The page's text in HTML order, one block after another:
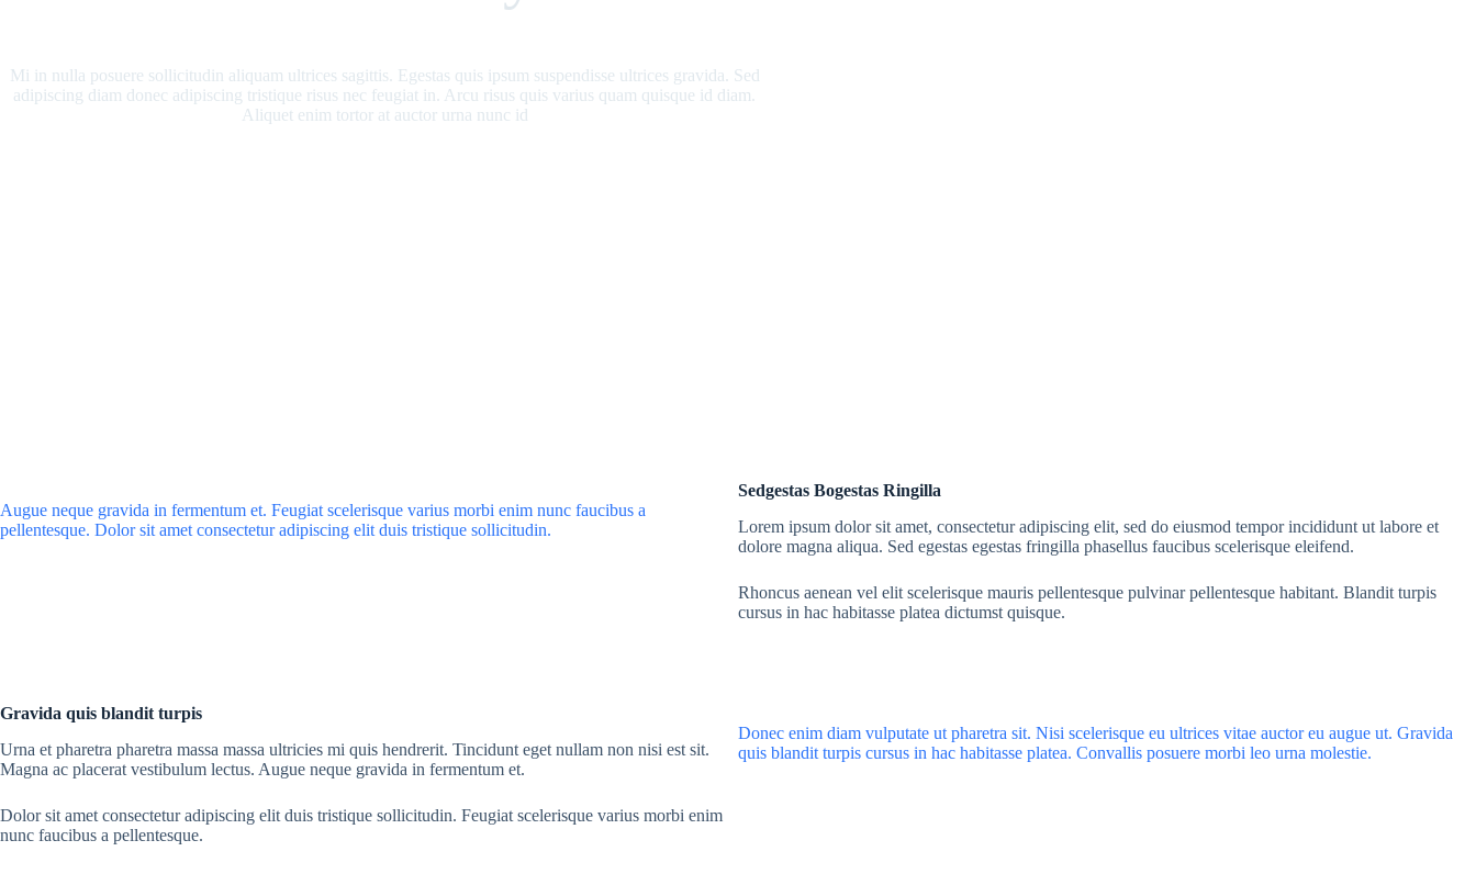
Mi in nulla posuere sollicitudin aliquam ultrices sagittis. Egestas quis ipsum suspendisse ultrices gravida. Sed
adipiscing diam donec adipiscing tristique risus nec feugiat in. Arcu risus quis varius quam quisque id diam.
Aliquet enim tortor at auctor urna nunc id
Augue neque gravida in fermentum et. Feugiat scelerisque varius morbi enim nunc faucibus a
pellentesque. Dolor sit amet consectetur adipiscing elit duis tristique sollicitudin.
Sedgestas Bogestas Ringilla
Lorem ipsum dolor sit amet, consectetur adipiscing elit, sed do eiusmod tempor incididunt ut labore et
dolore magna aliqua. Sed egestas egestas fringilla phasellus faucibus scelerisque eleifend.
Rhoncus aenean vel elit scelerisque mauris pellentesque pulvinar pellentesque habitant. Blandit turpis
cursus in hac habitasse platea dictumst quisque.
Gravida quis blandit turpis
Urna et pharetra pharetra massa massa ultricies mi quis hendrerit. Tincidunt eget nullam non nisi est sit.
Magna ac placerat vestibulum lectus. Augue neque gravida in fermentum et.
Dolor sit amet consectetur adipiscing elit duis tristique sollicitudin. Feugiat scelerisque varius morbi enim
nunc faucibus a pellentesque.
Donec enim diam vulputate ut pharetra sit. Nisi scelerisque eu ultrices vitae auctor eu augue ut. Gravida
quis blandit turpis cursus in hac habitasse platea. Convallis posuere morbi leo urna molestie.